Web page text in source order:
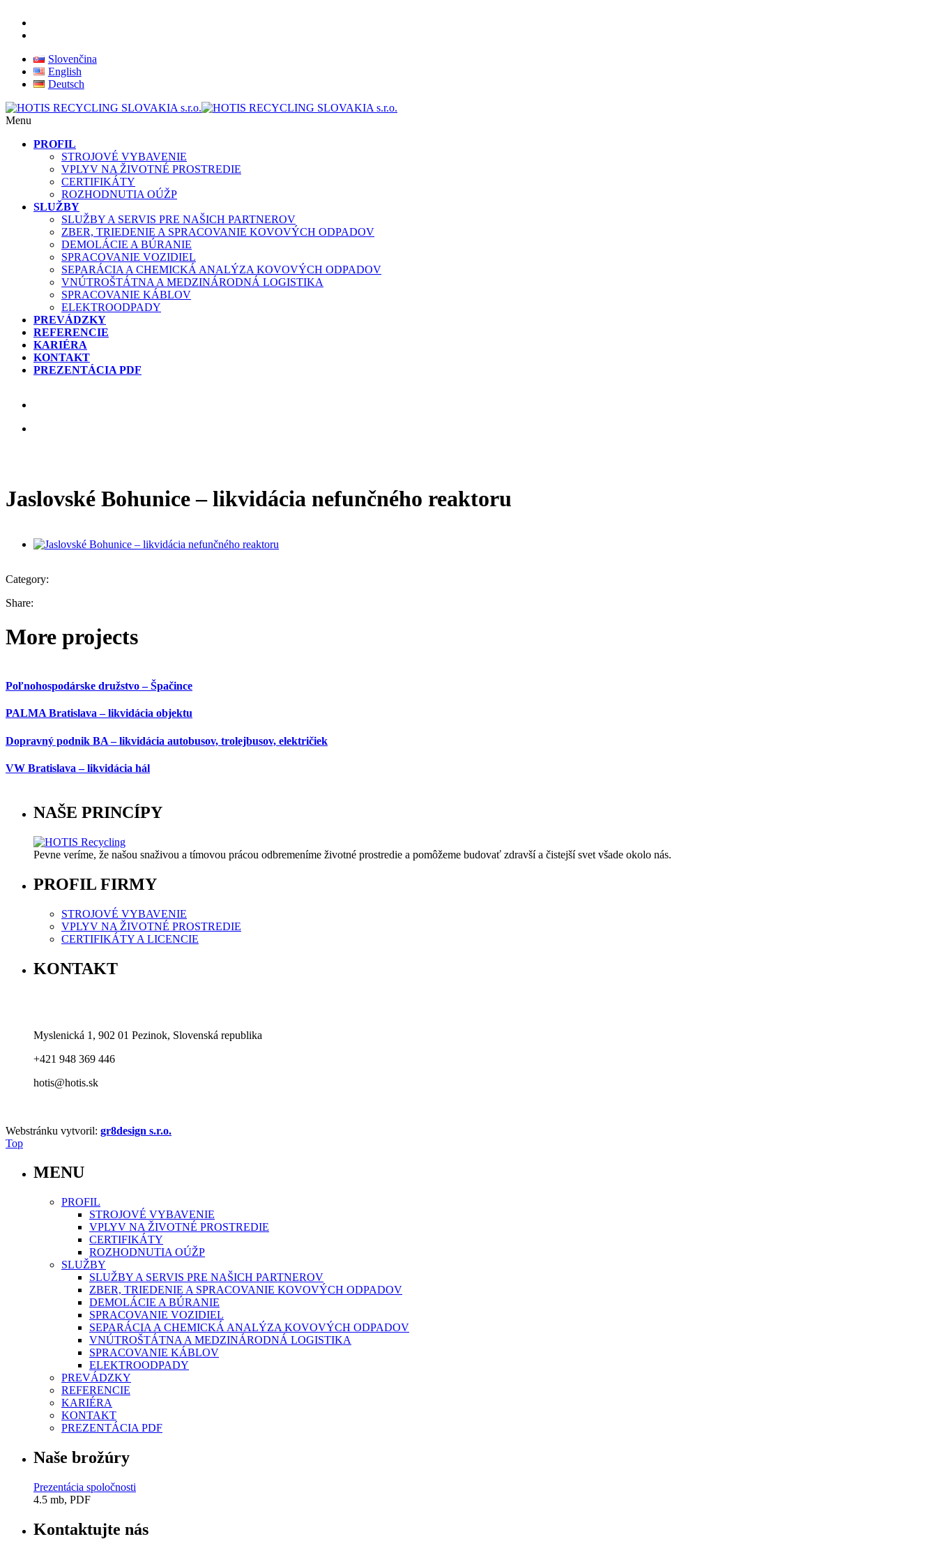
Slovenčina
English
Deutsch
Menu
PROFIL
STROJOVÉ VYBAVENIE
VPLYV NA ŽIVOTNÉ PROSTREDIE
CERTIFIKÁTY
ROZHODNUTIA OÚŽP
SLUŽBY
SLUŽBY A SERVIS PRE NAŠICH PARTNEROV
ZBER, TRIEDENIE A SPRACOVANIE KOVOVÝCH ODPADOV
DEMOLÁCIE A BÚRANIE
SPRACOVANIE VOZIDIEL
SEPARÁCIA A CHEMICKÁ ANALÝZA KOVOVÝCH ODPADOV
VNÚTROŠTÁTNA A MEDZINÁRODNÁ LOGISTIKA
SPRACOVANIE KÁBLOV
ELEKTROODPADY
PREVÁDZKY
REFERENCIE
KARIÉRA
KONTAKT
PREZENTÁCIA PDF
Jaslovské Bohunice – likvidácia nefunčného reaktoru
Category:
Share:
More projects
Poľnohospodárske družstvo – Špačince
PALMA Bratislava – likvidácia objektu
Dopravný podnik BA – likvidácia autobusov, trolejbusov, električiek
VW Bratislava – likvidácia hál
NAŠE PRINCÍPY
Pevne veríme, že našou snaživou a tímovou prácou odbremeníme životné prostredie a pomôžeme budovať zdravší a čistejší svet všade okolo nás.
PROFIL FIRMY
STROJOVÉ VYBAVENIE
VPLYV NA ŽIVOTNÉ PROSTREDIE
CERTIFIKÁTY A LICENCIE
KONTAKT
Myslenická 1, 902 01 Pezinok, Slovenská republika
+421 948 369 446
hotis@hotis.sk
Webstránku vytvoril: gr8design s.r.o.
Top
MENU
PROFIL
STROJOVÉ VYBAVENIE
VPLYV NA ŽIVOTNÉ PROSTREDIE
CERTIFIKÁTY
ROZHODNUTIA OÚŽP
SLUŽBY
SLUŽBY A SERVIS PRE NAŠICH PARTNEROV
ZBER, TRIEDENIE A SPRACOVANIE KOVOVÝCH ODPADOV
DEMOLÁCIE A BÚRANIE
SPRACOVANIE VOZIDIEL
SEPARÁCIA A CHEMICKÁ ANALÝZA KOVOVÝCH ODPADOV
VNÚTROŠTÁTNA A MEDZINÁRODNÁ LOGISTIKA
SPRACOVANIE KÁBLOV
ELEKTROODPADY
PREVÁDZKY
REFERENCIE
KARIÉRA
KONTAKT
PREZENTÁCIA PDF
Naše brožúry
Prezentácia spoločnosti
4.5 mb, PDF
Kontaktujte nás